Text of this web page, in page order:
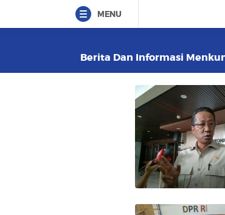
MENU
Berita Dan Informasi